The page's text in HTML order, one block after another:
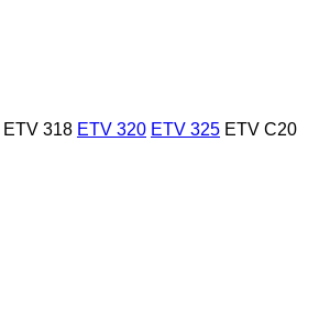
ETV 318 ETV 320 ETV 325 ETV C20